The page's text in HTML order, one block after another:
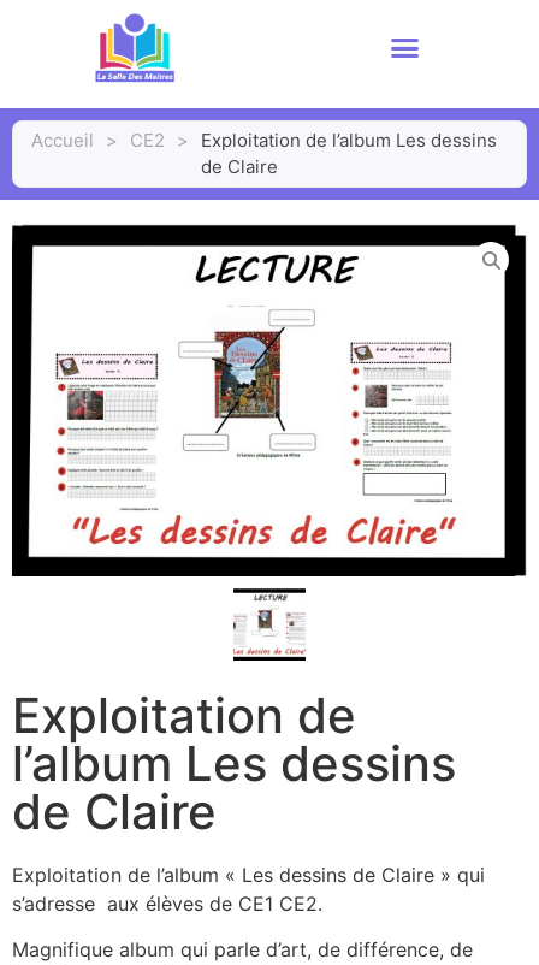
Accueil > CE2 >
Exploitation de l’album Les dessins
de Claire
Exploitation de
l’album Les dessins
de Claire
Exploitation de l’album « Les dessins de Claire » qui
s’adresse aux élèves de CE1 CE2.
Magnifique album qui parle d’art, de différence, de